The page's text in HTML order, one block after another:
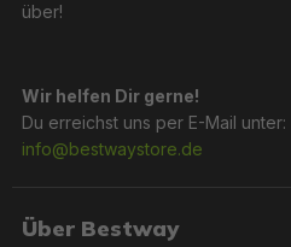
über!
Wir helfen Dir gerne!
Du erreichst uns per E-Mail unter:
info@bestwaystore.de
Über Bestway